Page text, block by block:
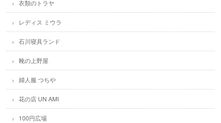
衣類のトラヤ
レディス ミウラ
石川寝具ランド
靴の上野屋
婦人服 つちや
花の店 UN AMI
100円広場